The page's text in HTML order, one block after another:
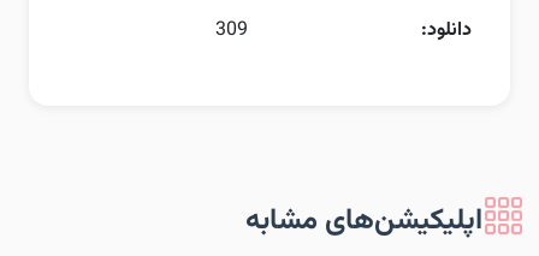
دانلود:
309
اپلیکیشن‌های مشابه